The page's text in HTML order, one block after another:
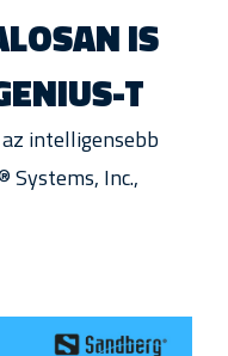
IS
T
intelligensebb
Systems, Inc.,